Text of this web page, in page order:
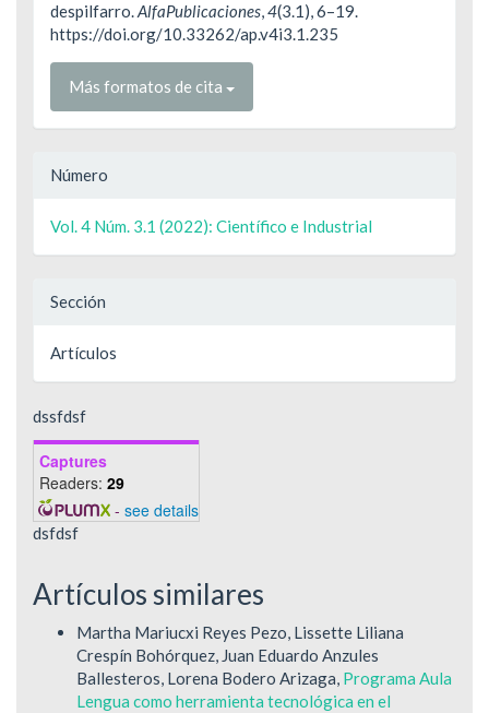
despilfarro.AlfaPublicaciones,4(3.1), 6–19.
https://doi.org/10.33262/ap.v4i3.1.235
Más formatos de cita
Número
Vol. 4 Núm. 3.1 (2022): Científico e Industrial
Sección
Artículos
dssfdsf
Captures
Readers: 29
- see details
dsfdsf
Artículos similares
Martha Mariucxi Reyes Pezo, Lissette Liliana
Crespín Bohórquez, Juan Eduardo Anzules
Ballesteros, Lorena Bodero Arizaga, Programa Aula
Lengua como herramienta tecnológica en el